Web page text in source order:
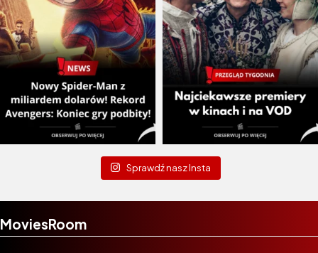
Sprawdź nasz Insta
MoviesRoom